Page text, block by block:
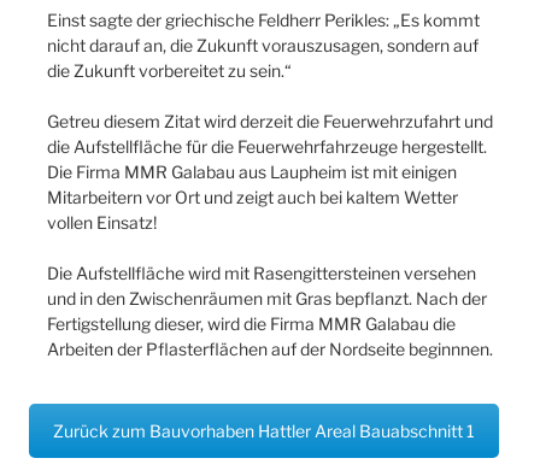
Einst sagte der griechische Feldherr Perikles: „Es kommt
nicht darauf an, die Zukunft vorauszusagen, sondern auf
die Zukunft vorbereitet zu sein.“
Getreu diesem Zitat wird derzeit die Feuerwehrzufahrt und
die Aufstellfläche für die Feuerwehrfahrzeuge hergestellt.
Die Firma MMR Galabau aus Laupheim ist mit einigen
Mitarbeitern vor Ort und zeigt auch bei kaltem Wetter
vollen Einsatz!
Die Aufstellfläche wird mit Rasengittersteinen versehen
und in den Zwischenräumen mit Gras bepflanzt. Nach der
Fertigstellung dieser, wird die Firma MMR Galabau die
Arbeiten der Pflasterflächen auf der Nordseite beginnnen.
Zurück zum Bauvorhaben Hattler Areal Bauabschnitt 1